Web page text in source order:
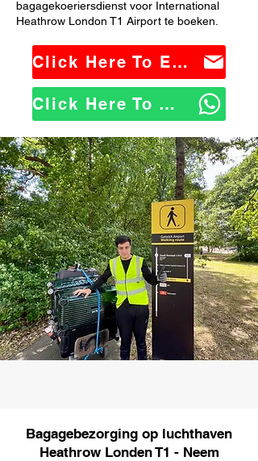
bagagekoeriersdienst voor International
Heathrow London T1 Airport te boeken.
Click Here To Email Us
Click Here To WhatsApp Us
Bagagebezorging op luchthaven
Heathrow Londen T1 - Neem